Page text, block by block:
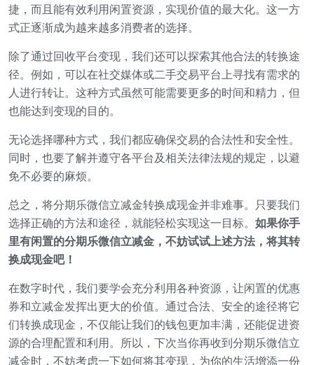
捷，而且能有效利用闲置资源，实现价值的最大化。这一方
式正逐渐成为越来越多消费者的选择。
除了通过回收平台变现，我们还可以探索其他合法的转换途
径。例如，可以在社交媒体或二手交易平台上寻找有需求的
人进行转让。这种方式虽然可能需要更多的时间和精力，但
也能达到变现的目的。
无论选择哪种方式，我们都应确保交易的合法性和安全性。
同时，也要了解并遵守各平台及相关法律法规的规定，以避
免不必要的麻烦。
总之，将分期乐微信立减金转换成现金并非难事。只要我们
选择正确的方法和途径，就能轻松实现这一目标。 如果你手
里有闲置的分期乐微信立减金，不妨试试上述方法，将其转
换成现金吧！
在数字时代，我们要学会充分利用各种资源，让闲置的优惠
券和立减金发挥出更大的价值。通过合法、安全的途径将它
们转换成现金，不仅能让我们的钱包更加丰满，还能促进资
源的合理配置和利用。所以，下次当你再收到分期乐微信立
减金时，不妨考虑一下如何将其变现，为你的生活增添一份